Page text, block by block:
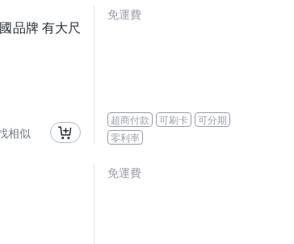
品牌 有大尺
相似
免運費
超商付款 可刷卡
可分期
零利率
免運費